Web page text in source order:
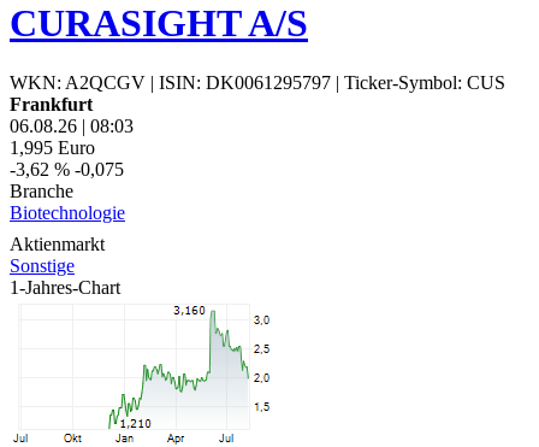
CURASIGHT A/S
WKN: A2QCGV | ISIN: DK0061295797 | Ticker-Symbol: CUS
Frankfurt
06.08.26 | 08:03
1,995 Euro
-3,62 % -0,075
Branche
Biotechnologie
Aktienmarkt
Sonstige
1-Jahres-Chart